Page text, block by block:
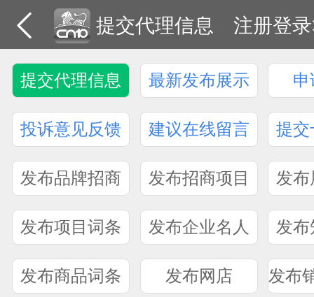
提交代理信息 注册登
提交代理信息 最新发布展示 申
投诉意见反馈 建议在线留言 提交
发布品牌招商 发布招商项目 发
发布项目词条 发布企业名人 发
发布商品词条 发布网店